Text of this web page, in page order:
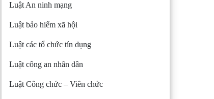
Luật An ninh mạng
Luật bảo hiểm xã hội
Luật các tổ chức tín dụng
Luật công an nhân dân
Luật Công chức – Viên chức